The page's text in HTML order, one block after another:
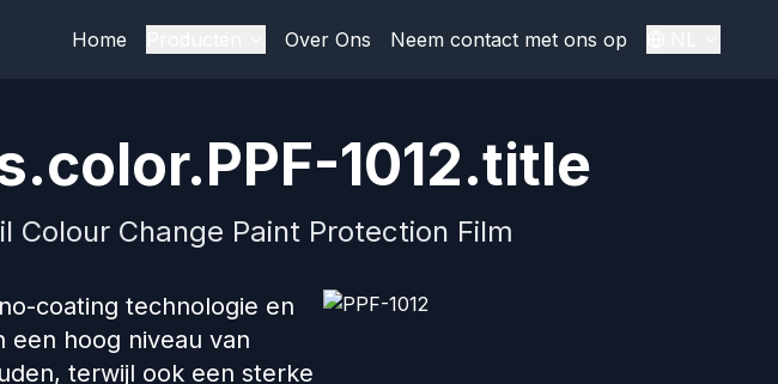
Home Over Ons Neem contact met ons op
1012.title
Colour Change Paint Protection Film
coating technologie en
hoog niveau van
terwijl ook een sterke